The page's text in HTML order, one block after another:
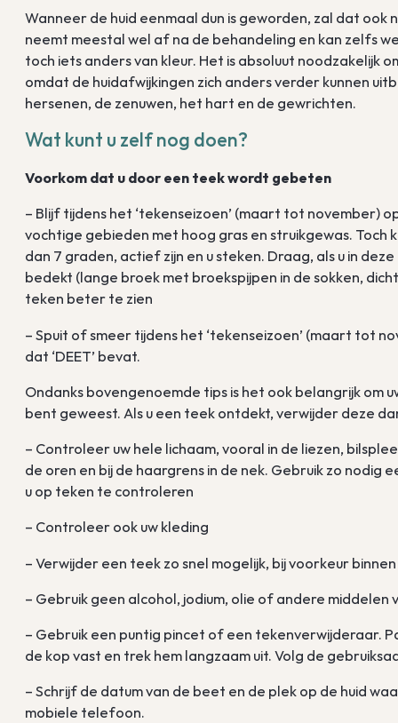
Wanneer de huid eenmaal dun is geworden, zal dat ook
neemt meestal wel af na de behandeling en kan zelfs
toch iets anders van kleur. Het is absoluut noodzakelijk
omdat de huidafwijkingen zich anders verder kunnen
hersenen, de zenuwen, het hart en de gewrichten.
Wat kunt u zelf nog doen?
Voorkom dat u door een teek wordt gebeten
– Blijf tijdens het ‘tekenseizoen’ (maart tot november)
vochtige gebieden met hoog gras en struikgewas.
dan 7 graden, actief zijn en u steken. Draag, als u in
bedekt (lange broek met broekspijpen in de sokken,
teken beter te zien
– Spuit of smeer tijdens het ‘tekenseizoen’ (maart tot
dat ‘DEET’ bevat.
Ondanks bovengenoemde tips is het ook belangrijk om
bent geweest. Als u een teek ontdekt, verwijder deze
– Controleer uw hele lichaam, vooral in de liezen,
de oren en bij de haargrens in de nek. Gebruik zo
u op teken te controleren
– Controleer ook uw kleding
– Verwijder een teek zo snel mogelijk, bij voorkeur
– Gebruik geen alcohol, jodium, olie of andere
– Gebruik een puntig pincet of een tekenverwijderaar.
de kop vast en trek hem langzaam uit. Volg de
– Schrijf de datum van de beet en de plek op de huid
mobiele telefoon.